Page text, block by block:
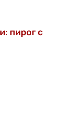
пирог с